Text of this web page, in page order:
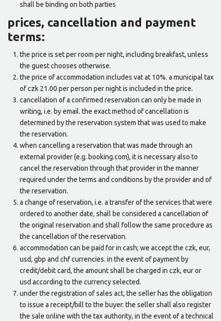
shall be binding on both parties
prices, cancellation and payment
terms:
the price is set per room per night, including breakfast, unless
the guest chooses otherwise.
the price of accommodation includes vat at 10%. a municipal tax
of czk 21.00 per person per night is included in the price.
cancellation of a confirmed reservation can only be made in
writing, i.e. by email. the exact method of cancellation is
determined by the reservation system that was used to make
the reservation.
when cancelling a reservation that was made through an
external provider (e.g. booking.com), it is necessary also to
cancel the reservation through that provider in the manner
required under the terms and conditions by the provider and of
the reservation.
a change of reservation, i.e. a transfer of the services that were
ordered to another date, shall be considered a cancellation of
the original reservation and shall follow the same procedure as
the cancellation of the reservation.
accommodation can be paid for in cash; we accept the czk, eur,
usd, gbp and chf currencies. in the event of payment by
credit/debit card, the amount shall be charged in czk, eur or
usd according to the currency selected.
under the registration of sales act, the seller has the obligation
to issue a receipt/bill to the buyer. the seller shall also register
the sale online with the tax authority, in the event of a technical